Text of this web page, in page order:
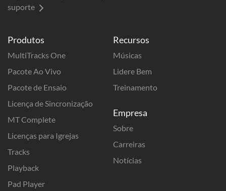
Produtos
MultiTracks One
Pacote Ao Vivo
Pacote de Ensaio
Licença de Sincronização
MT Complete
Licenças para Igrejas
Tracks
Playback
Pad Player
Recursos
Músicas
Lidere Bem
Treinamento
Empresa
Sobre
Carreiras
Notícias
suporte